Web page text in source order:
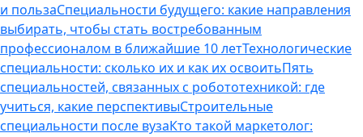
и пользаСпециальности будущего: какие направления
выбирать, чтобы стать востребованным
профессионалом в ближайшие 10 летТехнологические
специальности: сколько их и как их освоитьПять
специальностей, связанных с робототехникой: где
учиться, какие перспективыСтроительные
специальности после вузаКто такой маркетолог: